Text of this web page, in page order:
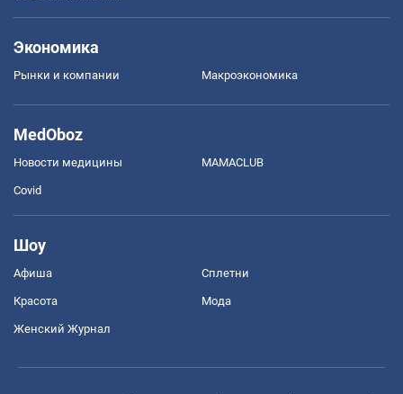
Экономика
Рынки и компании Mакроэкономика
MedOboz
Новости медицины MAMACLUB
Covid
Шоу
Афиша Сплетни
Красота Мода
Женский Журнал